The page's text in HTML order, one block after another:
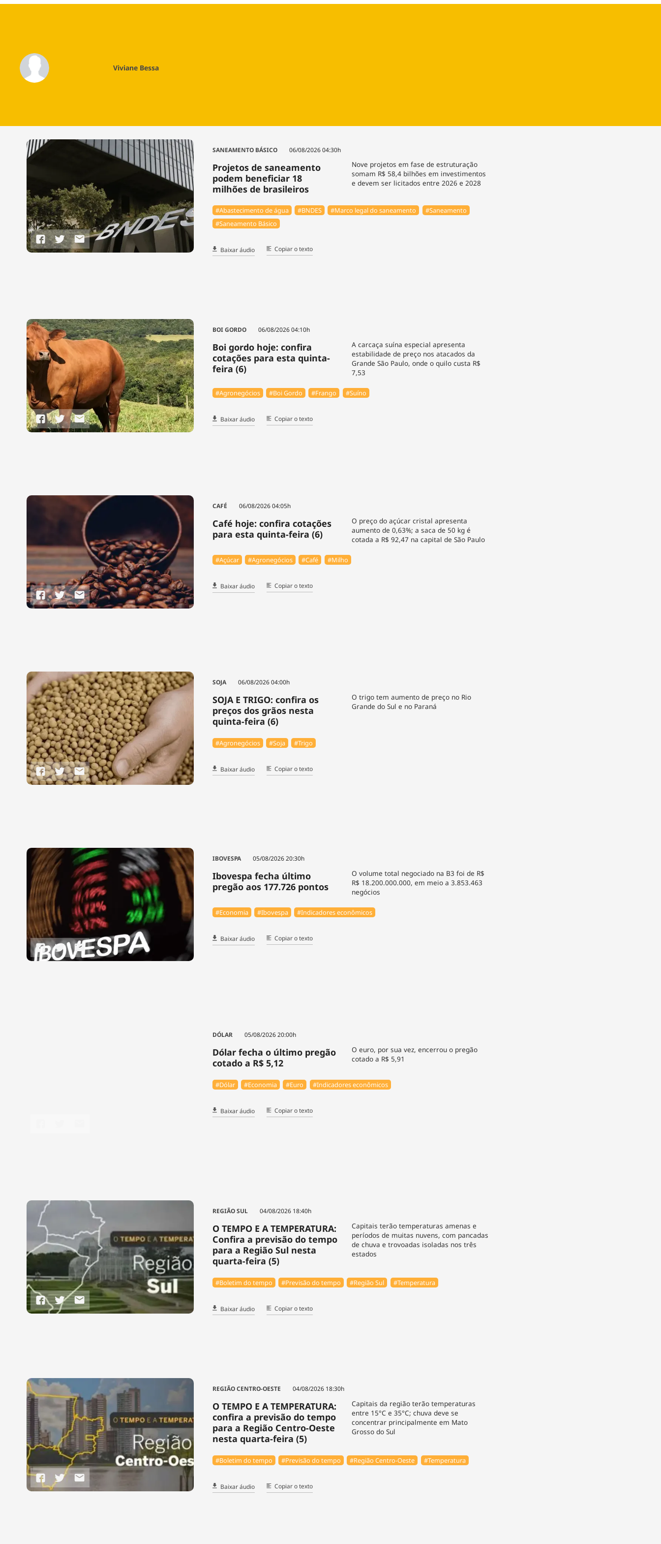
Viviane Bessa
SANEAMENTO BÁSICO 06/08/2026 04:30h
Projetos de saneamento
podem beneficiar 18
milhões de brasileiros
Nove projetos em fase de estruturação
somam R$ 58,4 bilhões em investimentos
e devem ser licitados entre 2026 e 2028
#Abastecimento de água #BNDES #Marco legal do saneamento
#Saneamento
#Saneamento Básico
Baixar áudio Copiar o texto
BOI GORDO 06/08/2026 04:10h
Boi gordo hoje: confira
cotações para esta quinta-
feira (6)
A carcaça suína especial apresenta
estabilidade de preço nos atacados da
Grande São Paulo, onde o quilo custa R$
7,53
#Agronegócios #Boi Gordo #Frango #Suíno
Baixar áudio Copiar o texto
CAFÉ 06/08/2026 04:05h
Café hoje: confira cotações
para esta quinta-feira (6)
O preço do açúcar cristal apresenta
aumento de 0,63%; a saca de 50 kg é
cotada a R$ 92,47 na capital de São Paulo
#Açúcar #Agronegócios #Café #Milho
Baixar áudio Copiar o texto
SOJA 06/08/2026 04:00h
SOJA E TRIGO: confira os
preços dos grãos nesta
quinta-feira (6)
O trigo tem aumento de preço no Rio
Grande do Sul e no Paraná
#Agronegócios #Soja #Trigo
Baixar áudio Copiar o texto
IBOVESPA 05/08/2026 20:30h
Ibovespa fecha último
pregão aos 177.726 pontos
O volume total negociado na B3 foi de R$
R$ 18.200.000.000, em meio a 3.853.463
negócios
#Economia #Ibovespa #Indicadores econômicos
Baixar áudio Copiar o texto
DÓLAR 05/08/2026 20:00h
Dólar fecha o último pregão
cotado a R$ 5,12
O euro, por sua vez, encerrou o pregão
cotado a R$ 5,91
#Dólar #Economia #Euro #Indicadores econômicos
Baixar áudio Copiar o texto
REGIÃO SUL 04/08/2026 18:40h
O TEMPO E A TEMPERATURA:
Confira a previsão do tempo
para a Região Sul nesta
quarta-feira (5)
Capitais terão temperaturas amenas e
períodos de muitas nuvens, com pancadas
de chuva e trovoadas isoladas nos três
estados
#Boletim do tempo #Previsão do tempo #Região Sul #Temperatura
Baixar áudio Copiar o texto
REGIÃO CENTRO-OESTE 04/08/2026 18:30h
O TEMPO E A TEMPERATURA:
confira a previsão do tempo
para a Região Centro-Oeste
nesta quarta-feira (5)
Capitais da região terão temperaturas
entre 15°C e 35°C; chuva deve se
concentrar principalmente em Mato
Grosso do Sul
#Boletim do tempo #Previsão do tempo #Região Centro-Oeste #Temperatura
Baixar áudio Copiar o texto